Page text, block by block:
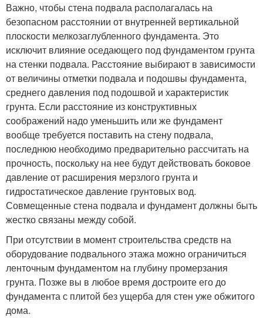
Важно, чтобы стена подвала располагалась на
безопасном расстоянии от внутренней вертикальной
плоскости мелкозаглубленного фундамента. Это
исключит влияние оседающего под фундаментом грунта
на стенки подвала. Расстояние выбирают в зависимости
от величины отметки подвала и подошвы фундамента,
среднего давления под подошвой и характеристик
грунта. Если расстояние из конструктивных
соображений надо уменьшить или же фундамент
вообще требуется поставить на стену подвала,
последнюю необходимо предварительно рассчитать на
прочность, поскольку на нее будут действовать боковое
давление от расширения мерзлого грунта и
гидростатическое давление грунтовых вод.
Совмещенные стена подвала и фундамент должны быть
жестко связаны между собой.
При отсутствии в момент строительства средств на
оборудование подвального этажа можно ограничиться
ленточным фундаментом на глубину промерзания
грунта. Позже вы в любое время достроите его до
фундамента с плитой без ущерба для стен уже обжитого
дома.